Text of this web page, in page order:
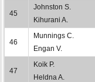
45
Johnston S.
Kihurani A.
46
Munnings C.
Engan V.
47
Koik P.
Heldna A.